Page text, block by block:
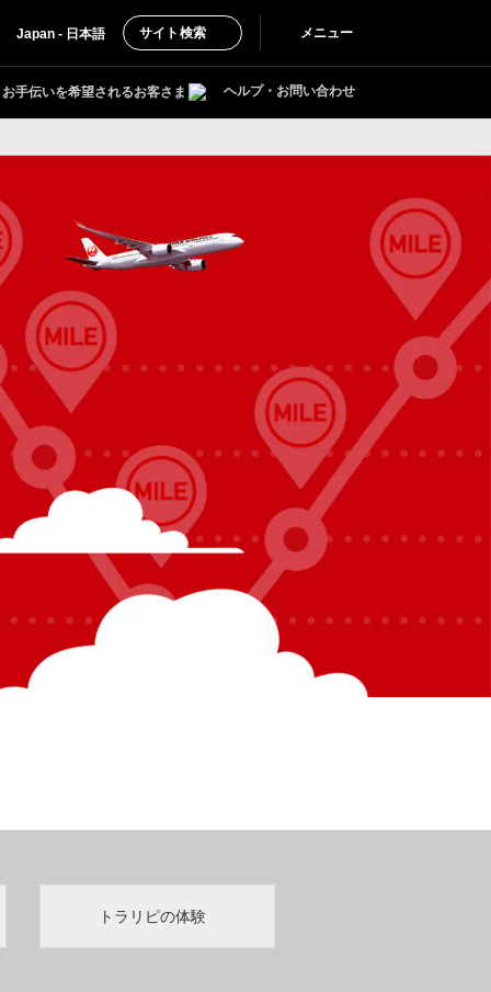
Japan - 日本語 サイト検索 メニュー
お手伝いを希望されるお客さま ヘルプ・お問い合わせ
ピ
トラリピの体験